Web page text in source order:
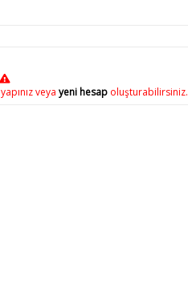
yapınız veya yeni hesapoluşturabilirsiniz.